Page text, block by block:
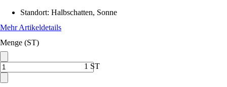
Standort: Halbschatten, Sonne
Mehr Artikeldetails
Menge (ST)
1 ST